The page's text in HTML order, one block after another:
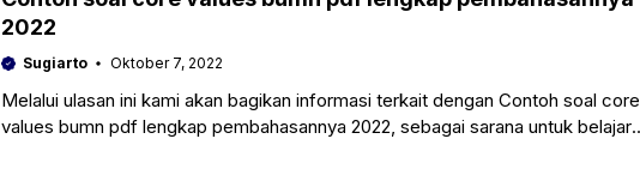
2022
Sugiarto Oktober 7, 2022
Melalui ulasan ini kami akan bagikan informasi terkait dengan Contoh soal core
values bumn pdf lengkap pembahasannya 2022, sebagai sarana untuk belajar